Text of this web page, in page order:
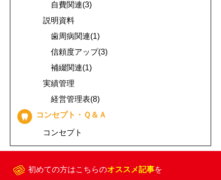
自費関連(3)
説明資料
歯周病関連(1)
信頼度アップ(3)
補綴関連(1)
実績管理
経営管理表(8)
コンセプト・Ｑ＆Ａ
コンセプト
初めての方はこちらのオススメ記事を